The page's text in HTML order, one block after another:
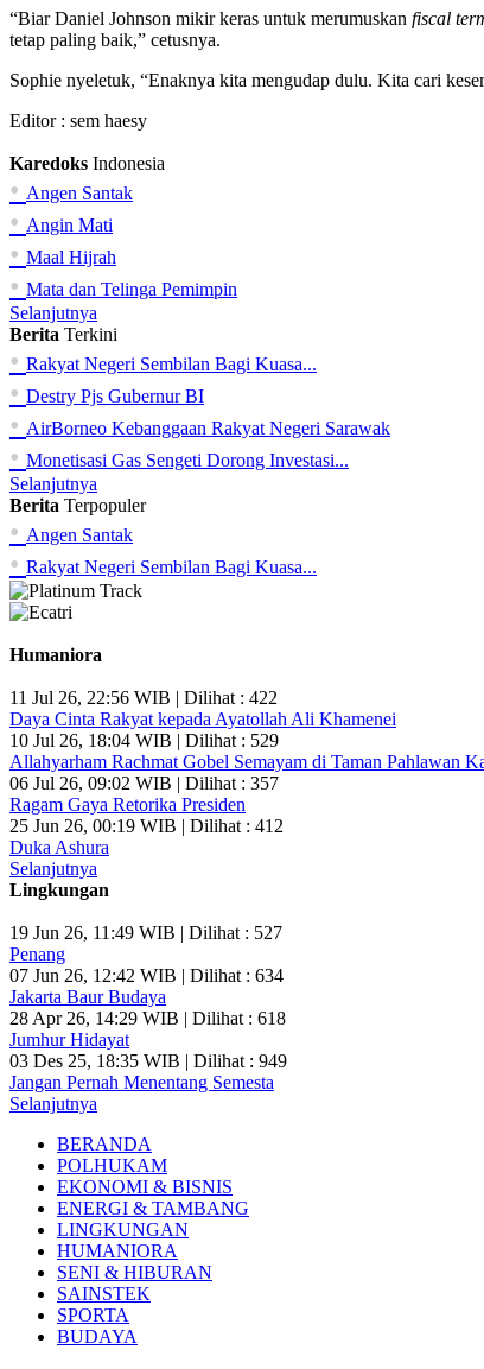
“Biar Daniel Johnson mikir keras untuk merumuskan fiscal
tetap paling baik,” cetusnya.
Sophie nyeletuk, “Enaknya kita mengudap dulu. Kita cari
Editor : sem haesy
Karedoks Indonesia
• Angen Santak
• Angin Mati
• Maal Hijrah
• Mata dan Telinga Pemimpin
Selanjutnya
Berita Terkini
• Rakyat Negeri Sembilan Bagi Kuasa...
• Destry Pjs Gubernur BI
• AirBorneo Kebanggaan Rakyat Negeri Sarawak
• Monetisasi Gas Sengeti Dorong Investasi...
Selanjutnya
Berita Terpopuler
• Angen Santak
• Rakyat Negeri Sembilan Bagi Kuasa...
Humaniora
11 Jul 26, 22:56 WIB | Dilihat : 422
Daya Cinta Rakyat kepada Ayatollah Ali Khamenei
10 Jul 26, 18:04 WIB | Dilihat : 529
Allahyarham Rachmat Gobel Semayam di Taman Pahlawan
06 Jul 26, 09:02 WIB | Dilihat : 357
Ragam Gaya Retorika Presiden
25 Jun 26, 00:19 WIB | Dilihat : 412
Duka Ashura
Selanjutnya
Lingkungan
19 Jun 26, 11:49 WIB | Dilihat : 527
Penang
07 Jun 26, 12:42 WIB | Dilihat : 634
Jakarta Baur Budaya
28 Apr 26, 14:29 WIB | Dilihat : 618
Jumhur Hidayat
03 Des 25, 18:35 WIB | Dilihat : 949
Jangan Pernah Menentang Semesta
Selanjutnya
BERANDA
POLHUKAM
EKONOMI & BISNIS
ENERGI & TAMBANG
LINGKUNGAN
HUMANIORA
SENI & HIBURAN
SAINSTEK
SPORTA
BUDAYA